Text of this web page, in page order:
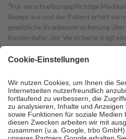
4Für verschreibungspflichtige
Rezept aus und der Patient erhält sie
gesetzliche Krankenversicherung
Kosten dafür, der Versicherte trägt
mit.
Grundsätzlich leisten Mitglieder
höchstens zehn Euro.
Es sind jedoch
Kosten der Leistung zu entrichten.
Diese Regeln gelten grundsätzlich
Bei Heilmitteln und häuslicher
Zuzahlung zehn Prozent der Kosten
Verordnung.